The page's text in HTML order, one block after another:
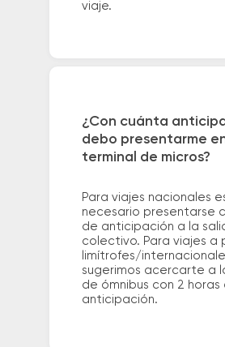
viaje.
¿Con cuánta
debo presentarme
terminal de micros?
Para viajes nacionales
necesario presentarse
de anticipación a la
colectivo. Para viajes a
limítrofes/
sugerimos acercarte a
de ómnibus con 2 horas
anticipación.